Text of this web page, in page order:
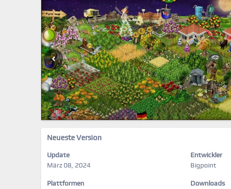
Neueste Version
Update
März 08, 2024
Entwickler
Bigpoint
Plattformen
Downloads